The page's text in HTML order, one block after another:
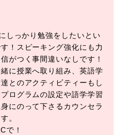
しっかり勉強をしたいとい
！スピーキング強化にも力
がつく事間違いなしです！
に授業へ取り組み、英語学
とのアクティビティーもし
ログラムの設定や語学学習
にのって下さるカウンセラ
。
で！